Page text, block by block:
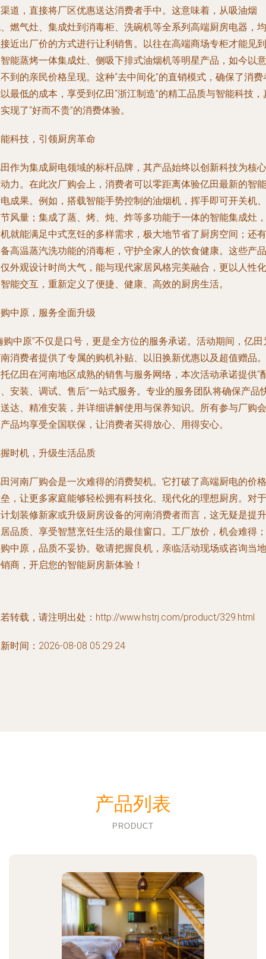
道，直接将厂区优惠送达消费者手中。这意味着，从吸油烟
燃气灶、集成灶到消毒柜、洗碗机等全系列高端厨房电器，均
近出厂价的方式进行让利销售。以往在高端商场专柜才能见到
能蒸烤一体集成灶、侧吸下排式油烟机等明星产品，如今以意
到的亲民价格呈现。这种“去中间化”的直销模式，确保了消费
最低的成本，享受到亿田“浙江制造”的精工品质与智能科技，
现了“好而不贵”的消费体验。
科技，引领厨房革命
作为集成厨电领域的标杆品牌，其产品始终以创新科技为核心
力。在此次厂购会上，消费者可以零距离体验亿田最新的智能
成果。例如，搭载智能手势控制的油烟机，挥手即可开关机、
风量；集成了蒸、烤、炖、炸等多功能于一体的智能集成灶，
就能满足中式烹饪的多样需求，极大地节省了厨房空间；还有
高温蒸汽洗功能的消毒柜，守护全家人的饮食健康。这些产品
外观设计时尚大气，能与现代家居风格完美融合，更以人性化
能交互，重新定义了便捷、健康、高效的厨房生活。
中原，服务全面升级
购中原”不仅是口号，更是全方位的服务承诺。活动期间，亿田
消费者提供了专属的购机补贴、以旧换新优惠以及超值赠品。
亿田在河南地区成熟的销售与服务网络，本次活动承诺提供“
安装、调试、售后”一站式服务。专业的服务团队将确保产品
达、精准安装，并详细讲解使用与保养知识。所有参与厂购会
品均享受全国联保，让消费者买得放心、用得安心。
时机，升级生活品质
河南厂购会是一次难得的消费契机。它打破了高端厨电的价格
，让更多家庭能够轻松拥有科技化、现代化的理想厨房。对于
划装修新家或升级厨房设备的河南消费者而言，这无疑是提升
品质、享受智慧烹饪生活的最佳窗口。工厂放价，机会难得；
中原，品质不妥协。敬请把握良机，亲临活动现场或咨询当地
商，开启您的智能厨房新体验！
转载，请注明出处：http://www.hstrj.com/product/329.html
时间：2026-08-08 05:29:24
产品列表
PRODUCT